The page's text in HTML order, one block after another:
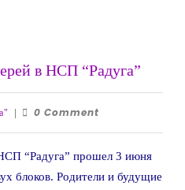
в НСП “Радуга”День
НСП
0 Comment
“Радуга” прошел 3 июня
блоков. Родители и будущие